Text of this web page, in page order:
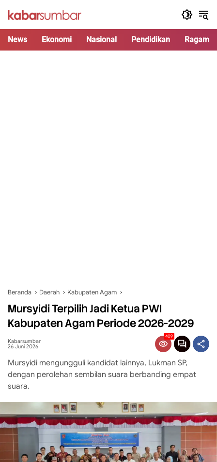
News Ekonomi Nasional Pendidikan Ragam
Beranda Daerah Kabupaten Agam
Mursyidi Terpilih Jadi Ketua PWI
Kabupaten Agam Periode 2026-2029
Kabarsumbar
26 Juni 2026
409
Mursyidi mengungguli kandidat lainnya, Lukman SP,
dengan perolehan sembilan suara berbanding empat
suara.